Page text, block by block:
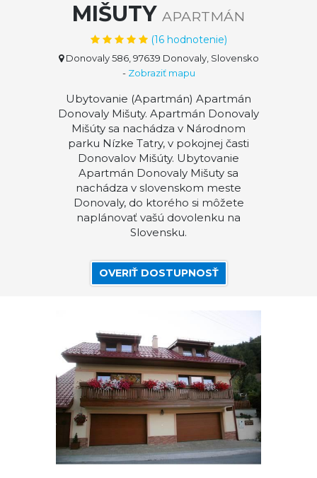
MIŠUTY APARTMÁN
(16hodnotenie)
Donovaly 586, 97639 Donovaly, Slovensko
- Zobraziť mapu
Ubytovanie (Apartmán) Apartmán
Donovaly Mišuty. Apartmán Donovaly
Mišúty sa nachádza v Národnom
parku Nízke Tatry, v pokojnej časti
Donovalov Mišúty. Ubytovanie
Apartmán Donovaly Mišuty sa
nachádza v slovenskom meste
Donovaly, do ktorého si môžete
naplánovať vašú dovolenku na
Slovensku.
OVERIŤ DOSTUPNOSŤ